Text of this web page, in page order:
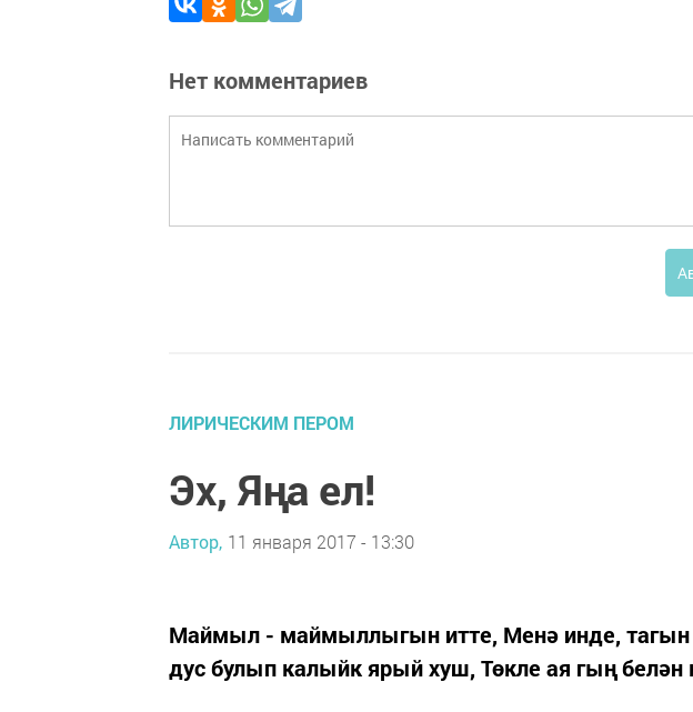
Нет комментариев
ЛИРИЧЕСКИМ ПЕРОМ
Эх, Яңа ел!
Автор, 11 января 2017 - 13:30
Маймыл - маймыллыгын итте, Менә инде, тагын
дус булып калыйк ярый хуш, Төкле ая гың белән